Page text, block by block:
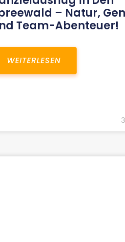
– Natur,
Team-Abenteuer!
WEITERLESEN